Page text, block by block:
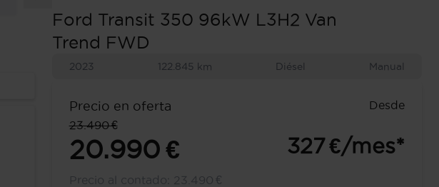
Ford Transit 350 96kW L3H2 Van
Trend FWD
2023 122.845 km Diésel Manual
Precio en oferta
Desde
23.490 €
20.990 € 327 €/mes*
Precio al contado: 23.490 €